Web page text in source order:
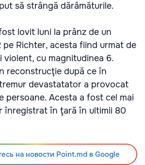
să strângă dărâmăturile.
lovit luni la prânz de un
Richter, acesta fiind urmat de
violent, cu magnitudinea 6.
reconstrucţie după ce în
devastatator a provocat
persoane. Acesta a fost cel mai
înregistrat în ţară în ultimii 80
на новости Point.md в Google